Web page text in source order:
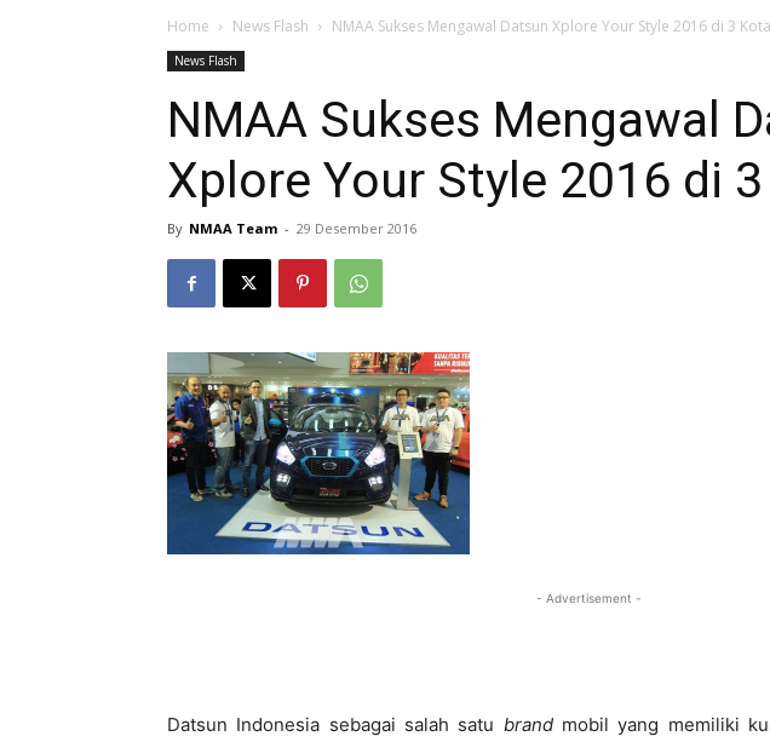
Home News Flash NMAA Sukses Mengawal Datsun Xplore Your Style 2016 di 3 Kota
News Flash
NMAA Sukses Mengawal
Xplore Your Style 2016 di
By NMAA Team - 29 Desember 2016
- Advertisement -
Datsun Indonesia sebagai salah satu brandmobil yang memiliki